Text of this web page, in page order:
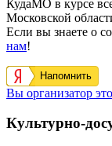
КудаМО в курсе
Московской
Если вы знаете о
нам!
Напомнить
Вы организатор
Культурно-